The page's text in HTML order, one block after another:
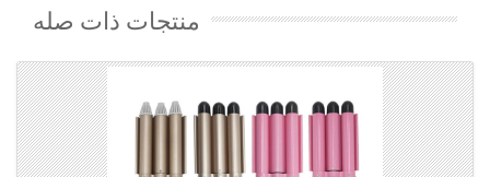
منتجات ذات صله